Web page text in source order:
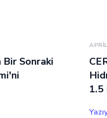
Bir Sonraki
1.5